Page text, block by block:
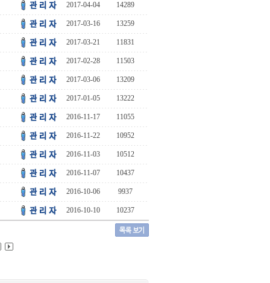
2017-04-04 14289
2017-03-16 13259
2017-03-21 11831
2017-02-28 11503
2017-03-06 13209
2017-01-05 13222
2016-11-17 11055
2016-11-22 10952
2016-11-03 10512
2016-11-07 10437
2016-10-06 9937
2016-10-10 10237